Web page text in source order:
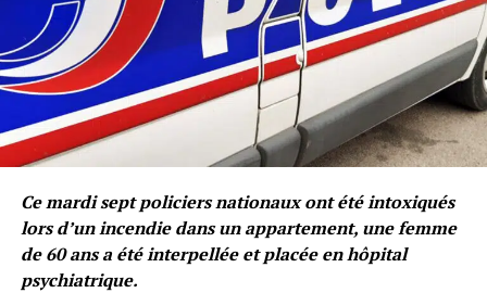
Ce mardi sept policiers nationaux ont été intoxiqués
lors d’un incendie dans un appartement, une femme
de 60 ans a été interpellée et placée en hôpital
psychiatrique.